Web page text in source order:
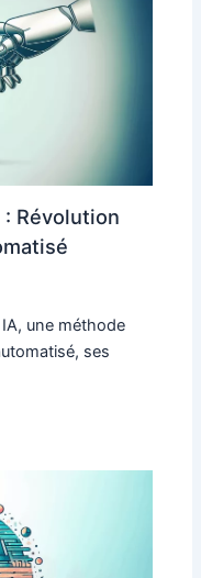
: Révolution
une méthode
ses